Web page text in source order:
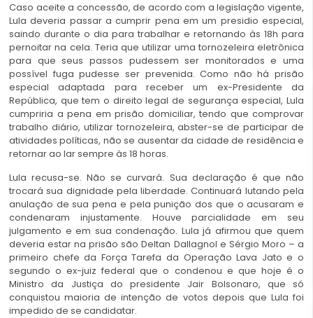
Caso aceite a concessão, de acordo com a legislação vigente,
Lula deveria passar a cumprir pena em um presidio especial,
saindo durante o dia para trabalhar e retornando às 18h para
pernoitar na cela. Teria que utilizar uma tornozeleira eletrônica
para que seus passos pudessem ser monitorados e uma
possível fuga pudesse ser prevenida. Como não há prisão
especial adaptada para receber um ex-Presidente da
República, que tem o direito legal de segurança especial, Lula
cumpriria a pena em prisão domiciliar, tendo que comprovar
trabalho diário, utilizar tornozeleira, abster-se de participar de
atividades políticas, não se ausentar da cidade de residência e
retornar ao lar sempre às 18 horas.
Lula recusa-se. Não se curvará. Sua declaração é que não
trocará sua dignidade pela liberdade. Continuará lutando pela
anulação de sua pena e pela punição dos que o acusaram e
condenaram injustamente. Houve parcialidade em seu
julgamento e em sua condenação. Lula já afirmou que quem
deveria estar na prisão são Deltan Dallagnol e Sérgio Moro – a
primeiro chefe da Força Tarefa da Operação Lava Jato e o
segundo o ex-juiz federal que o condenou e que hoje é o
Ministro da Justiça do presidente Jair Bolsonaro, que só
conquistou maioria de intenção de votos depois que Lula foi
impedido de se candidatar.